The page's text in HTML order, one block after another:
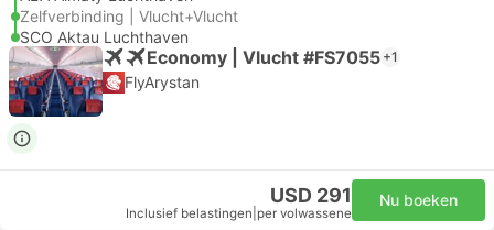
Zelfverbinding | Vlucht+Vlucht
SCO Aktau Luchthaven
Economy | Vlucht #FS7055 +1
FlyArystan
USD 291
Inclusief belastingen per volwassene
Nu boeken